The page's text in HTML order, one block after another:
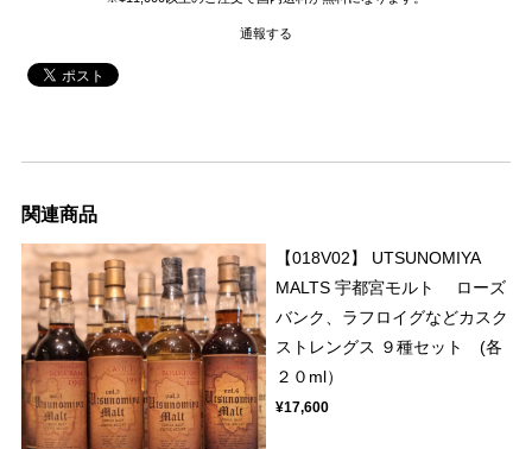
通報する
関連商品
【018V02】 UTSUNOMIYA
MALTS 宇都宮モルト ローズ
バンク、ラフロイグなどカスク
ストレングス ９種セット (各
２０ml）
¥17,600